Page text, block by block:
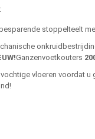
stoppelteelt
Ganzenvoetkouters
vloeren voordat